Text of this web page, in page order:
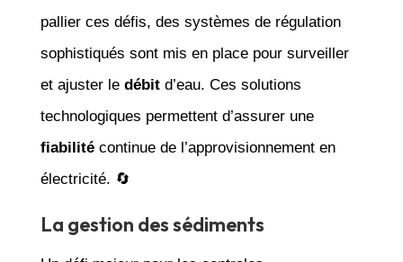
pallier ces défis, des systèmes de régulation
sophistiqués sont mis en place pour surveiller
et ajuster le débitd’eau. Ces solutions
technologiques permettent d’assurer une
fiabilitécontinue de l’approvisionnement en
électricité. 🔄
La gestion des sédiments